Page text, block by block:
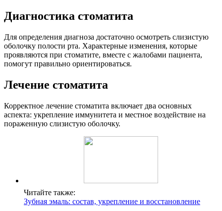
Диагностика стоматита
Для определения диагноза достаточно осмотреть слизистую
оболочку полости рта. Характерные изменения, которые
проявляются при стоматите, вместе с жалобами пациента,
помогут правильно ориентироваться.
Лечение стоматита
Корректное лечение стоматита включает два основных
аспекта: укрепление иммунитета и местное воздействие на
пораженную слизистую оболочку.
Читайте также:
Зубная эмаль: состав, укрепление и восстановление